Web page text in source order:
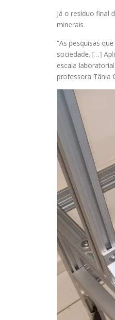
Já o resíduo final
minerais.
“As pesquisas
sociedade. […]
escala
professora Tânia